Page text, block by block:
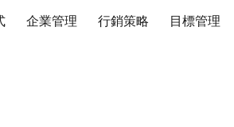
企業管理 行銷策略 目標管理